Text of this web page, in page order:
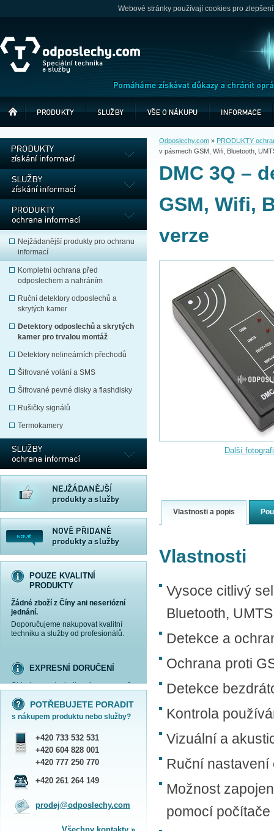
Webové stránky používají cookies pro
Nejžádanější produkty pro ochranu
informací
Kompletní ochrana před
odposlechem a nahráním
Ruční detektory odposlechů a
skrytých kamer
Detektory odposlechů a skrytých
kamer pro trvalou montáž
Detektory nelineárních přechodů
Šifrované volání a SMS
Šifrované pevné disky a flashdisky
Rušičky signálů
Termokamery
POUZE KVALITNÍ
PRODUKTY
Žádné zboží z Číny ani neseriózní
jednání.
Doporučujeme nakupovat kvalitní
techniku a služby od profesionálů.
více informací »
EXPRESNÍ DORUČENÍ
Objednanou techniku vám expresně
Praha - DNES
ČR - ZÍTRA DO 17 HODIN
Dále zasíláme zboží Obchodním
balíkem České pošty nebo přepravní
službou PPL.
více informací »
SHOWROOM PRAHA
Náš sortiment si můžete
prohlédnout, vyzkoušet a zakoupit
Jsme zkušení odborníci a rádi vám s
více informací »
více informací »
POTŘEBUJETE PORADIT
s nákupem produktu nebo služby?
+420 733 532 531
+420 604 828 001
+420 777 250 770
+420 261 264 149
prodej@odposlechy.com
Odposlechy.com » PRODUKTY
v pásmech GSM, Wifi, Bluetooth,
DMC 3Q –
GSM, Wifi,
verze
Další
Vlastnosti a popis
Vlastnosti
Vysoce citlivý
Bluetooth,
Detekce a
Ochrana proti
Detekce
Kontrola
Vizuální a
Ruční nastavení
Možnost
pomocí